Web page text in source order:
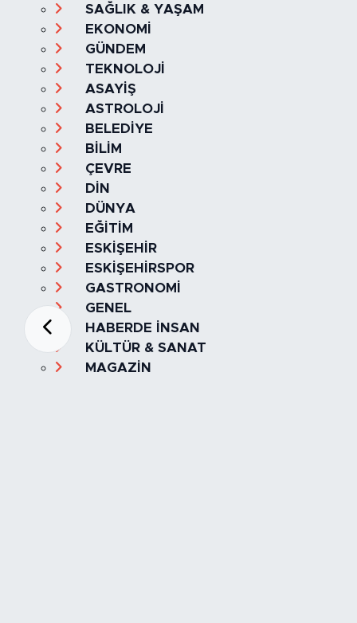
SAĞLIK & YAŞAM
EKONOMİ
GÜNDEM
TEKNOLOJİ
ASAYİŞ
ASTROLOJİ
BELEDİYE
BİLİM
ÇEVRE
DİN
DÜNYA
EĞİTİM
ESKİŞEHİR
ESKİŞEHİRSPOR
GASTRONOMİ
GENEL
HABERDE İNSAN
KÜLTÜR & SANAT
MAGAZİN